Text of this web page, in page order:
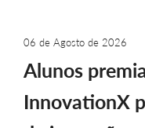
06 de Agosto de 2026
Alunos
InnovationX